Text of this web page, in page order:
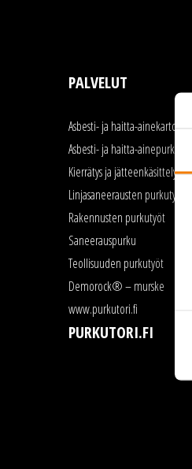
PALVELUT
Asbesti- ja haitta-ainekartoitus
Asbesti- ja haitta-ainepurku
Kierrätys ja jätteenkäsittely
Linjasaneerausten purkutyöt
Rakennusten purkutyöt
Saneerauspurku
Teollisuuden purkutyöt
Demorock® – murske
www.purkutori.fi
PURKUTORI.FI